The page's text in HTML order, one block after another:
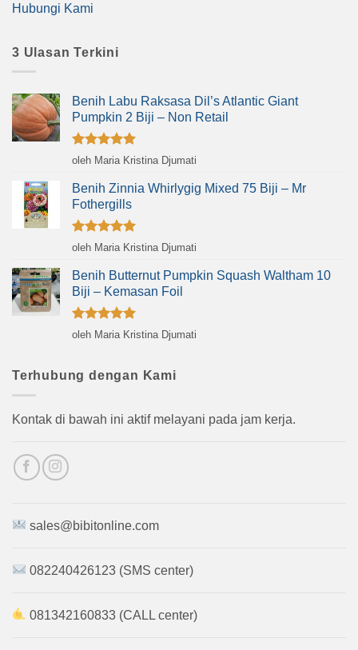
Hubungi Kami
3 Ulasan Terkini
Benih Labu Raksasa Dil’s Atlantic Giant
Pumpkin 2 Biji – Non Retail
Dinilai5
oleh Maria Kristina Djumati
Benih Zinnia Whirlygig Mixed 75 Biji – Mr
Fothergills
Dinilai5
oleh Maria Kristina Djumati
Benih Butternut Pumpkin Squash Waltham 10
Biji – Kemasan Foil
Dinilai5
oleh Maria Kristina Djumati
Terhubung dengan Kami
Kontak di bawah ini aktif melayani pada jam kerja.
sales@bibitonline.com
082240426123 (SMS center)
081342160833 (CALL center)